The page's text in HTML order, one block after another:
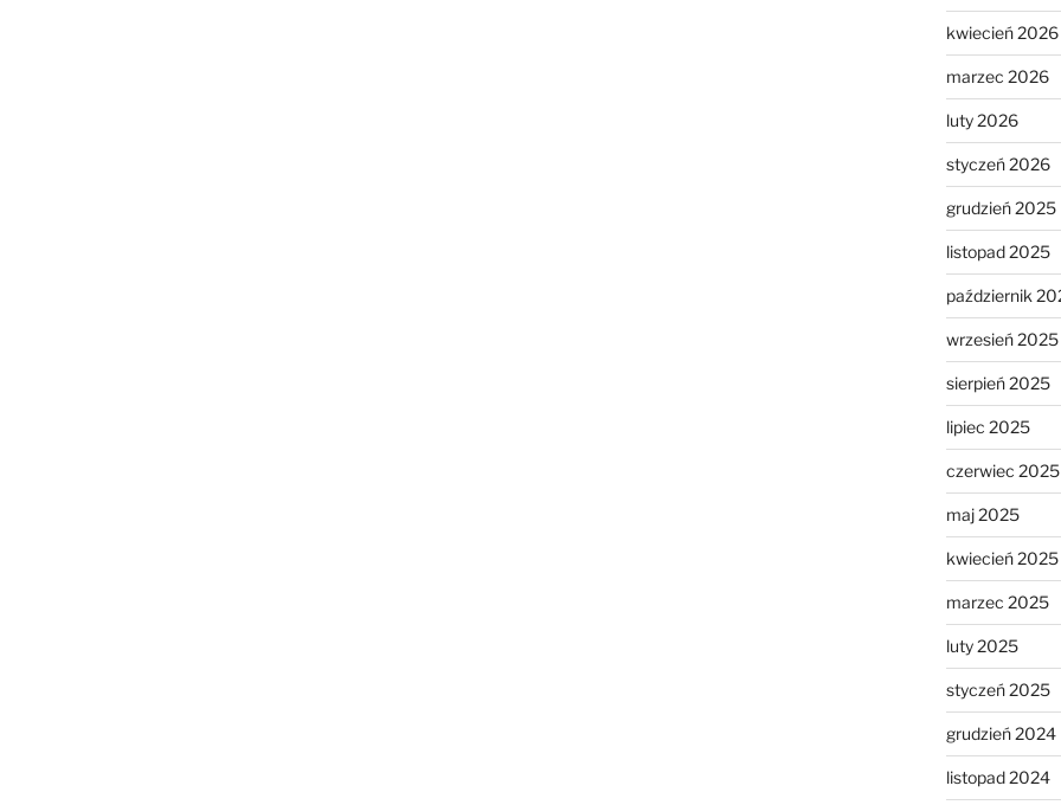
kwiecień 2026
marzec 2026
luty 2026
styczeń 2026
grudzień 2025
listopad 2025
październik
wrzesień 2025
sierpień 2025
lipiec 2025
czerwiec 2025
maj 2025
kwiecień 2025
marzec 2025
luty 2025
styczeń 2025
grudzień 2024
listopad 2024